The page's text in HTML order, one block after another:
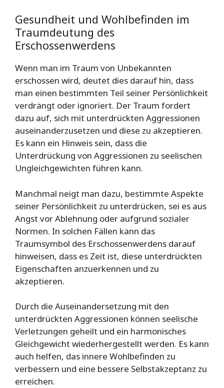
Gesundheit und Wohlbefinden im
Traumdeutung des
Erschossenwerdens
Wenn man im Traum von Unbekannten
erschossen wird, deutet dies darauf hin, dass
man einen bestimmten Teil seiner Persönlichkeit
verdrängt oder ignoriert. Der Traum fordert
dazu auf, sich mit unterdrückten Aggressionen
auseinanderzusetzen und diese zu akzeptieren.
Es kann ein Hinweis sein, dass die
Unterdrückung von Aggressionen zu seelischen
Ungleichgewichten führen kann.
Manchmal neigt man dazu, bestimmte Aspekte
seiner Persönlichkeit zu unterdrücken, sei es aus
Angst vor Ablehnung oder aufgrund sozialer
Normen. In solchen Fällen kann das
Traumsymbol des Erschossenwerdens darauf
hinweisen, dass es Zeit ist, diese unterdrückten
Eigenschaften anzuerkennen und zu
akzeptieren.
Durch die Auseinandersetzung mit den
unterdrückten Aggressionen können seelische
Verletzungen geheilt und ein harmonisches
Gleichgewicht wiederhergestellt werden. Es kann
auch helfen, das innere Wohlbefinden zu
verbessern und eine bessere Selbstakzeptanz zu
erreichen.